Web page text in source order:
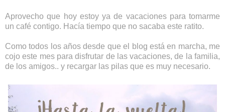
Aprovecho que hoy estoy ya de vacaciones para tomarme
un café contigo. Hacía tiempo que no sacaba este ratito.
Como todos los años desde que el blog está en marcha, me
cojo este mes para disfrutar de las vacaciones, de la familia,
de los amigos.. y recargar las pilas que es muy necesario.